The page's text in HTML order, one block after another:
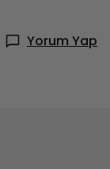
Yorum Yap